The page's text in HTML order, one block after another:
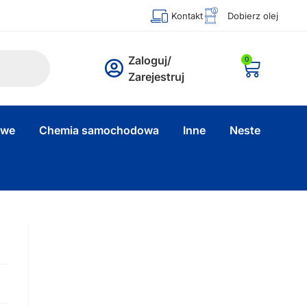
Kontakt Dobierz olej
Zaloguj/
Zarejestruj
0
Chemia samochodowa Inne Neste